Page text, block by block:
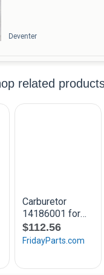
Deventer